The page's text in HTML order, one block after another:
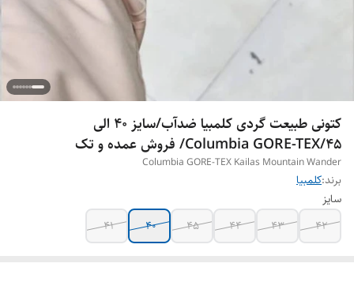
کتونی طبیعت گردی کلمبیا ضدآب/سایز 40 الی
45/Columbia GORE-TEX/ فروش عمده و تک
Columbia GORE-TEX Kailas Mountain Wander
برند:کلمبیا
سایز
42
43
44
45
40
41